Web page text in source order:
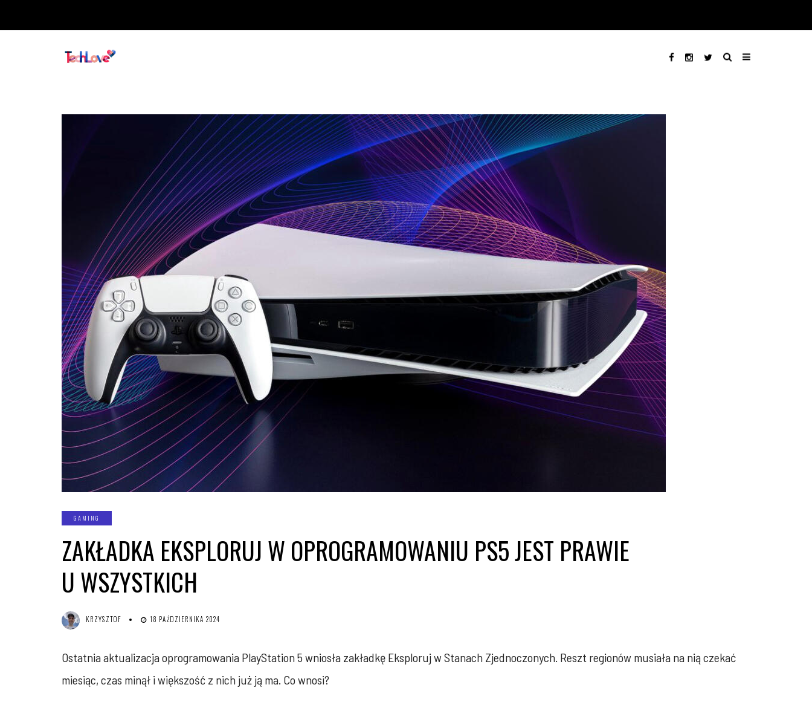
GAMING
ZAKŁADKA EKSPLORUJ W OPROGRAMOWANIU PS5 JEST PRAWIE
U WSZYSTKICH
KRZYSZTOF 18 PAŹDZIERNIKA 2024
Ostatnia aktualizacja oprogramowania PlayStation 5 wniosła zakładkę Eksploruj w Stanach Zjednoczonych. Reszt regionów musiała na nią czekać
miesiąc, czas minął i większość z nich już ją ma. Co wnosi?